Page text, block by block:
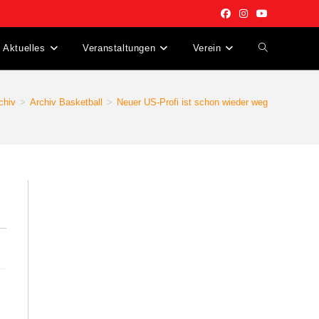
Aktuelles Veranstaltungen Verein Website-
> Archiv Basketball > Neuer US-Profi ist schon wieder weg